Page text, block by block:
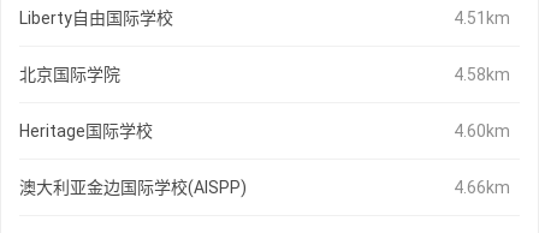
Liberty自由国际学校 4.51km
北京国际学院 4.58km
Heritage国际学校 4.60km
澳大利亚金边国际学校(AISPP) 4.66km